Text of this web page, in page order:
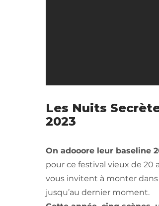
Les Nuits
2023
On adooore leur baseline
pour ce festival vieux de 20
vous invitent à monter
jusqu’au dernier moment.